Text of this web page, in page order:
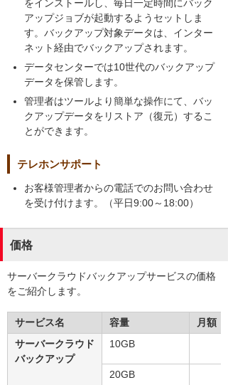
をインストールし、毎日一定時間にバック
アップジョブが起動するようセットしま
す。バックアップ対象データは、インター
ネット経由でバックアップされます。
データセンターでは10世代のバックアップ
データを保管します。
管理者はツールより簡単な操作にて、バッ
クアップデータをリストア（復元）するこ
とができます。
テレホンサポート
お客様管理者からの電話でのお問い合わせ
を受け付けます。（平日9:00～18:00）
価格
サーバークラウドバックアップサービスの価格
をご紹介します。
サービス名 容量
月額（
サーバークラウド
バックアップ
10GB
20GB